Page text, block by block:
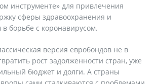
инструменте» для привлечения
сферы здравоохранения и
борьбе с коронавирусом.
версия евробондов не в
рост задолженности стран, уже
бюджет и долги. А страны